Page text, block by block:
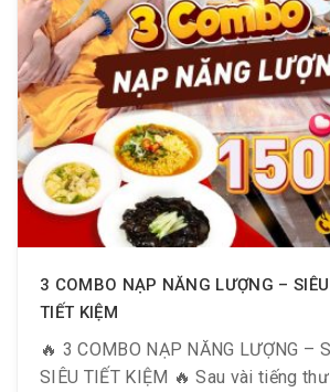
3 COMBO NẠP NĂNG LƯỢNG –
TIẾT KIỆM
🔥 3 COMBO NẠP NĂNG LƯỢNG –
SIÊU TIẾT KIỆM 🔥 Sau vài tiếng